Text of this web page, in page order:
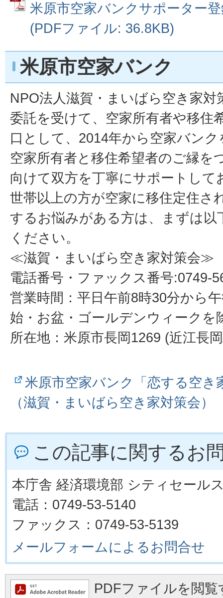
米原市空家バンクサポーター
(PDFファイル: 36.8KB)
米原市空家バンク
NPO法人滋賀・まいばら空き家
委託を受けて、空家所有者や移住
口として、2014年から空家バン
空家所有者と移住希望者のご縁を
向けて双方を丁寧にサポートして
世帯以上の方が空家に移住定住さ
するお悩みがある方は、まずは以
ください。
≪滋賀・まいばら空き家対策会≫
電話番号・ファックス番号:0749-
営業時間：平日午前8時30分から
始・お盆・ゴールデンウィークを
所在地：米原市長岡1269 (近江長
米原市空家バンク「恋する空き
（滋賀・まいばら空き家対策会）
この記事に関するお
本庁舎 経済環境部 シティセール
電話：0749-53-5140
ファックス：0749-53-5139
メールフォームによるお問合せ
PDFファイルを閲